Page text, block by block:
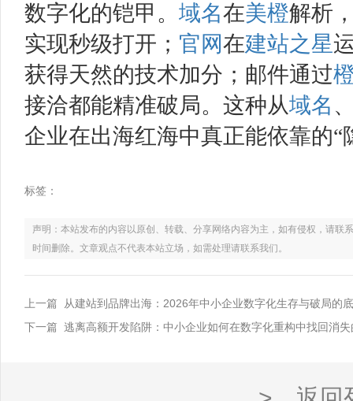
数字化的铠甲。 域名在美橙解析
实现秒级打开； 官网在建站之星
获得天然的技术加分；邮件通过
接洽都能精准破局。这种从域名
企业在出海红海中真正能依靠的“
标签：
声明：本站发布的内容以原创、转载、分享网络内容为主，如有侵权，请
时间删除。文章观点不代表本站立场，如需处理请联系我们。
上一篇 从建站到品牌出海：2026年中小企业数字化生存与破局的
下一篇 逃离高额开发陷阱：中小企业如何在数字化重构中找回消